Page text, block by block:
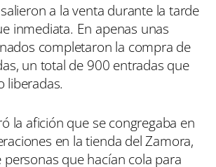
a la venta durante la tarde
inmediata. En apenas unas
completaron la compra de
un total de 900 entradas que
liberadas.
la afición que se congregaba en
en la tienda del Zamora,
que hacían cola para